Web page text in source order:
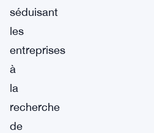
séduisant
les
entreprises
à
la
recherche
de